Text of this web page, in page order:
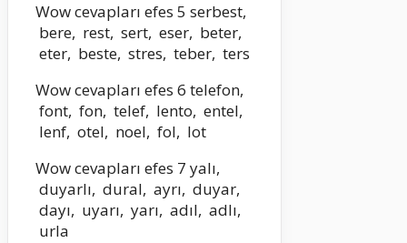
Wow cevapları efes 5 serbest,
bere, rest, sert, eser, beter,
eter, beste, stres, teber, ters
Wow cevapları efes 6 telefon,
font, fon, telef, lento, entel,
lenf, otel, noel, fol, lot
Wow cevapları efes 7 yalı,
duyarlı, dural, ayrı, duyar,
dayı, uyarı, yarı, adıl, adlı,
urla